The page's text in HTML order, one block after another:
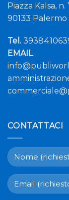
Piazza Kalsa, n.
90133 Palermo
Tel.
EMAIL
CONTATTACI